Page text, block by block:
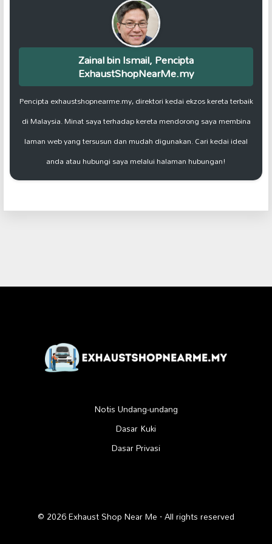
Zainal bin Ismail, Pencipta
ExhaustShopNearMe.my
Pencipta exhaustshopnearme.my, direktori kedai ekzos kereta terbaik
di Malaysia. Minat saya terhadap kereta mendorong saya membina
laman web yang tersusun dan mudah digunakan. Cari kedai ideal
anda atau hubungi saya melalui halaman hubungan!
Notis Undang-undang
Dasar Kuki
Dasar Privasi
© 2026 Exhaust Shop Near Me · All rights reserved